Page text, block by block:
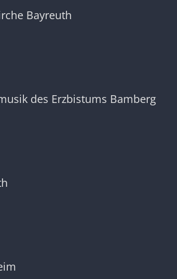
Bayreuth
des Erzbistums Bamberg